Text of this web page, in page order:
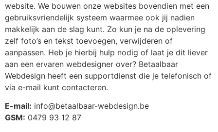
website. We bouwen onze websites bovendien met een
gebruiksvriendelijk systeem waarmee ook jij nadien
makkelijk aan de slag kunt. Zo kun je na de oplevering
zelf foto’s en tekst toevoegen, verwijderen of
aanpassen. Heb je hierbij hulp nodig of laat je dit liever
aan een ervaren webdesigner over? Betaalbaar
Webdesign heeft een supportdienst die je telefonisch of
via e-mail kunt contacteren.
E-mail: info@betaalbaar-webdesign.be
GSM: 0479 93 12 87